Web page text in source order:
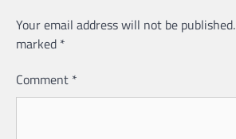
Your email address will not be published.
marked *
Comment *